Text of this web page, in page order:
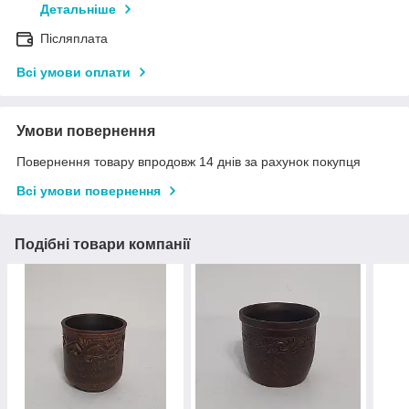
Детальніше
Післяплата
Всі умови оплати
Умови повернення
Повернення товару впродовж 14 днів за рахунок покупця
Всі умови повернення
Подібні товари компанії